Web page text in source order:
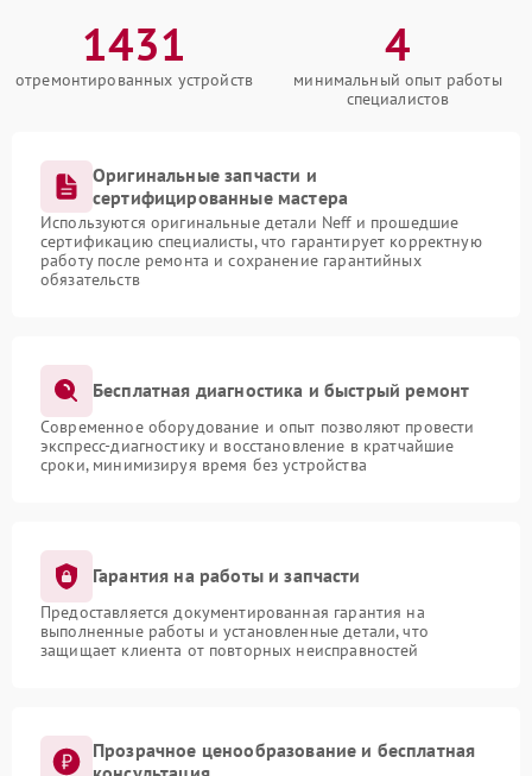
1431
отремонтированных устройств
4
минимальный опыт работы
специалистов
Оригинальные запчасти и
сертифицированные мастера
Используются оригинальные детали Neff и прошедшие
сертификацию специалисты, что гарантирует корректную
работу после ремонта и сохранение гарантийных
обязательств
Бесплатная диагностика и быстрый ремонт
Современное оборудование и опыт позволяют провести
экспресс-диагностику и восстановление в кратчайшие
сроки, минимизируя время без устройства
Гарантия на работы и запчасти
Предоставляется документированная гарантия на
выполненные работы и установленные детали, что
защищает клиента от повторных неисправностей
Прозрачное ценообразование и бесплатная